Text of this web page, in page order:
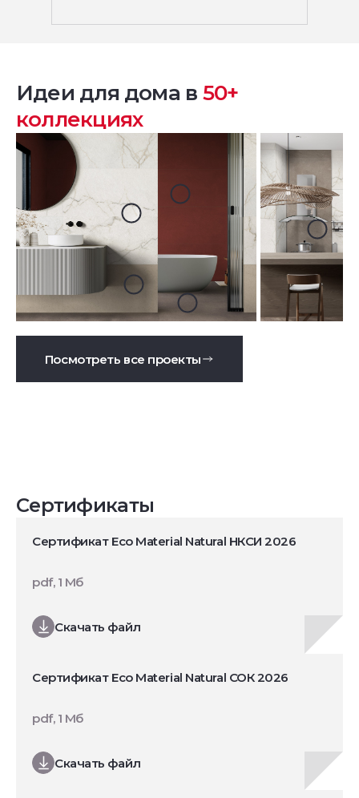
Идеи для дома в 50+
коллекциях
Посмотреть все проекты
Сертификаты
Сертификат Eco Material Natural НКСИ 2026
Скачать файл
pdf, 1 Мб
Сертификат Eco Material Natural СОК 2026
Скачать файл
pdf, 1 Мб